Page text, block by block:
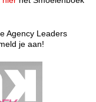
Agency Leaders
je aan!